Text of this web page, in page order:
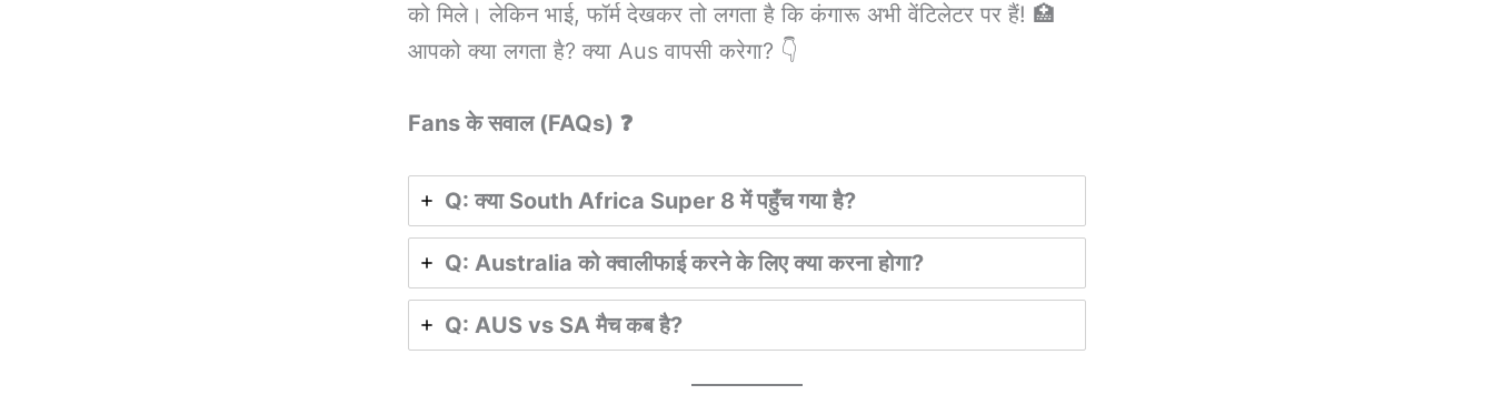
को मिले। लेकिन भाई, फॉर्म देखकर तो लगता है कि कंगारू अभी वेंटिलेटर पर हैं! 🏥
आपको क्या लगता है? क्या Aus वापसी करेगा? 👇
Fans के सवाल (FAQs) ❓
Q: क्या South Africa Super 8 में पहुँच गया है?
Q: Australia को क्वालीफाई करने के लिए क्या करना होगा?
Q: AUS vs SA मैच कब है?